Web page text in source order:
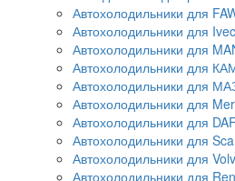
Автохолодильники для
Автохолодильники для
Автохолодильники для
Автохолодильники для
Автохолодильники для
Автохолодильники для
Автохолодильники для DAF
Автохолодильники для
Автохолодильники для
Автохолодильники для